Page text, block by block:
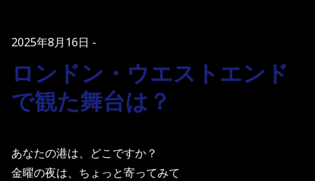
2025年8月16日
ロンドン・ウエストエンド
で観た舞台は？
あなたの港は、どこですか？
金曜の夜は、ちょっと寄ってみて